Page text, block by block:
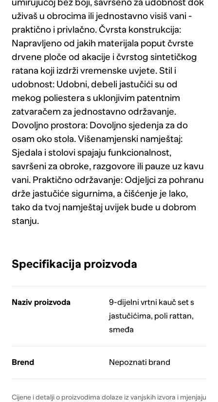
uživaš u obrocima ili jednostavno visiš vani -
praktično i privlačno. Čvrsta konstrukcija:
Napravljeno od jakih materijala poput čvrste
drvene ploče od akacije i čvrstog sintetičkog
ratana koji izdrži vremenske uvjete. Stil i
udobnost: Udobni, debeli jastučići su od
mekog poliestera s uklonjivim patentnim
zatvaračem za jednostavno održavanje.
Dovoljno prostora: Dovoljno sjedenja za do
osam oko stola. Višenamjenski namještaj:
Sjedala i stolovi spajaju funkcionalnost,
savršeni za obroke, razgovore ili pauze uz kavu
vani. Praktično održavanje: Odjeljci za pohranu
drže jastučiće sigurnima, a čišćenje je lako,
tako da tvoj namještaj uvijek bude u dobrom
stanju.
Specifikacija proizvoda
Naziv proizvoda
9-dijelni vrtni kauč set s
jastučićima, poli rattan,
smeđa
Brend Nepoznati brand
Cijene i detalji o proizvodima dolaze iz vanjskih izvora i mjenjaju